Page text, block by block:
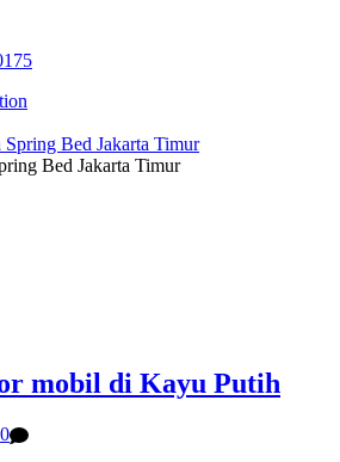
Bed Jakarta Timur
mobil di Kayu Putih
0